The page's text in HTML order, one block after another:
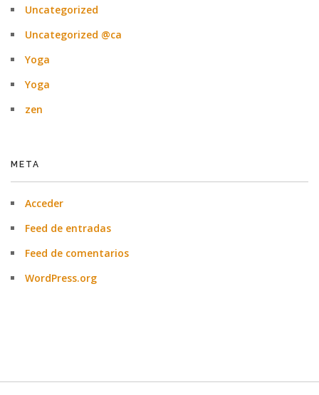
Uncategorized
Uncategorized @ca
Yoga
Yoga
zen
META
Acceder
Feed de entradas
Feed de comentarios
WordPress.org